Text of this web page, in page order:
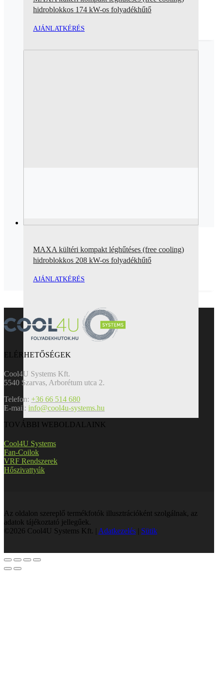
hidroblokkos 174 kW-os folyadékhűtő
AJÁNLATKÉRÉS
MAXA kültéri kompakt léghűtéses (free cooling)
hidroblokkos 208 kW-os folyadékhűtő
AJÁNLATKÉRÉS
ELÉRHETŐSÉGEK
Cool4U Systems Kft.
5540 Szarvas, Arborétum utca 2.
Telefon: +36 66 514 680
E-mail: info@cool4u-systems.hu
TOVÁBBI WEBOLDALAINK
Cool4U Systems
Fan-Coilok
VRF Rendszerek
Hőszivattyúk
Az oldalon szereplő termékfotók illusztrációként szolgálnak, az
adatok tájékoztató jellegűek.
©2026 Cool4U Systems Kft. | Adatkezelés | Sütik